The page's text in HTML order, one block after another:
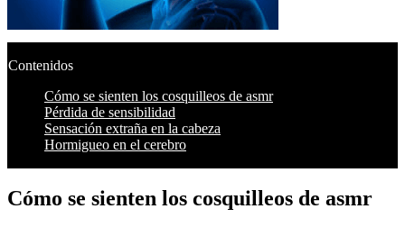
Contenidos
Cómo se sienten los cosquilleos de asmr
Pérdida de sensibilidad
Sensación extraña en la cabeza
Hormigueo en el cerebro
Cómo se sienten los cosquilleos de asmr